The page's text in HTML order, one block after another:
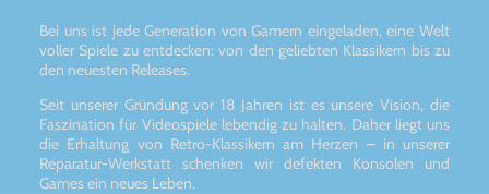
Bei uns ist jede Generation von Gamern eingeladen, eine Welt
voller Spiele zu entdecken: von den geliebten Klassikern bis zu
den neuesten Releases.
Seit unserer Gründung vor 18 Jahren ist es unsere Vision, die
Faszination für Videospiele lebendig zu halten. Daher liegt uns
die Erhaltung von Retro-Klassikern am Herzen – in unserer
Reparatur-Werkstatt schenken wir defekten Konsolen und
Games ein neues Leben.